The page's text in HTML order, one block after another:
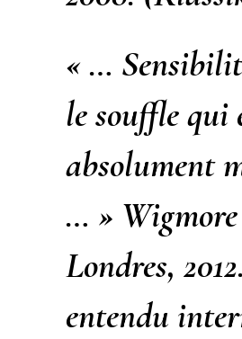
« …
le souffle qui
absolument
… »
Londres,
entendu